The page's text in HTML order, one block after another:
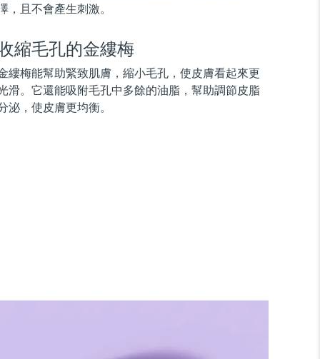
，且不會產生刺激。
縮毛孔的金縷梅
縷梅能幫助緊致肌膚，縮小毛孔，使皮膚看起來更
滑。它還能吸附毛孔中多餘的油脂，幫助調節皮脂
泌，使皮膚更均衡。